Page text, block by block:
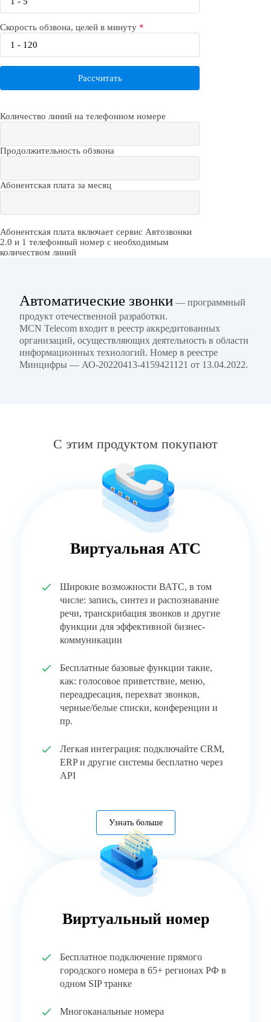
Скорость обзвона, целей в минуту
Количество линий на телефонном номере
Продолжительность обзвона
Абонентская плата за месяц
Абонентская плата включает сервис Автозвонки
2.0 и 1 телефонный номер с необходимым
количеством линий
Автоматические звонки — программный
продукт отечественной разработки.
MCN Telecom входит в реестр аккредитованных
организаций, осуществляющих деятельность в области
информационных технологий. Номер в реестре
Минцифры — АО-20220413-4159421121 от 13.04.2022.
С этим продуктом покупают
Виртуальная АТС
Широкие возможности ВАТС, в том
числе: запись, синтез и распознавание
речи, транскрибация звонков и другие
функции для эффективной бизнес-
коммуникации
Бесплатные базовые функции такие,
как: голосовое приветствие, меню,
переадресация, перехват звонков,
черные/белые списки, конференции и
пр.
Легкая интеграция: подключайте CRM,
ERP и другие системы бесплатно через
API
Узнать больше
Виртуальный номер
Бесплатное подключение прямого
городского номера в 65+ регионах РФ в
одном SIP транке
Многоканальные номера